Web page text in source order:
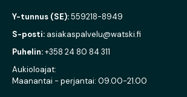
Y-tunnus (SE):559218-8949
S-posti: asiakaspalvelu@watski.fi
Puhelin:+358 24 80 84 311
Aukioloajat:
Maanantai - perjantai: 09.00-21.00